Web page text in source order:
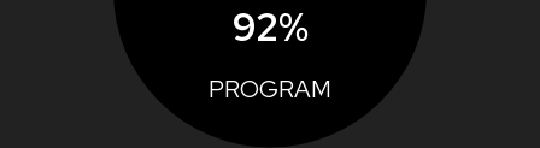
92%
PROGRAM